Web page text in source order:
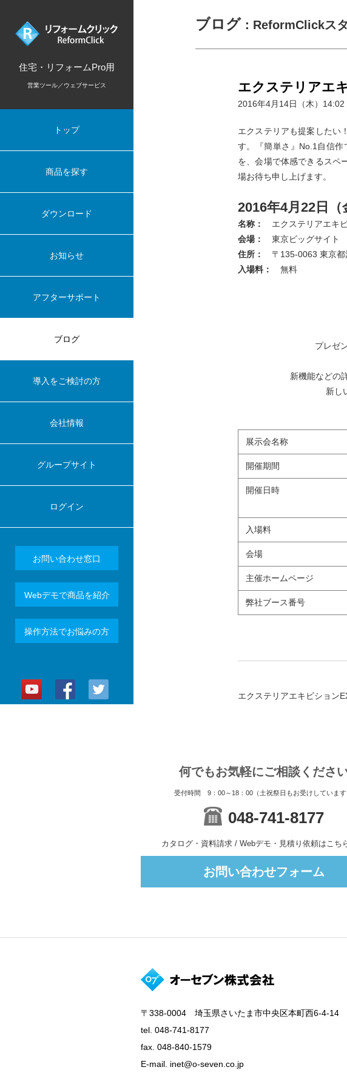
住宅・リフォームPro用
営業ツール／ウェブサービス
トップ
商品を探す
ダウンロード
お知らせ
アフターサポート
ブログ
導入をご検討の方
会社情報
グループサイト
ログイン
お問い合わせ窓口
Webデモで商品を紹介
操作方法でお悩みの方
ブログ ：ReformClickス
エクステリアエ
2016年4月14日（木）14:02
エクステリアも提案したい
す。『簡単さ』No.1自信
を、会場で体感できるスペ
場お待ち申し上げます。
2016年4月22日
名称： エクステリアエキ
会場： 東京ビッグサイト
住所： 〒135-0063 東京
入場料： 無料
プレゼ
新機能などの
新し
展示会名称
開催期間
開催日時
入場料
会場
主催ホームページ
弊社ブース番号
エクステリアエキビション
何でもお気軽にご相談くださ
受付時間 9：00～18：00（土祝祭日もお受けしています
048-741-8177
カタログ・資料請求 / Webデモ・見積り依頼はこち
お問い合わせフォーム
〒338-0004 埼玉県さいたま市中央区本町西6-4-14
tel. 048-741-8177
fax. 048-840-1579
E-mail. inet@o-seven.co.jp